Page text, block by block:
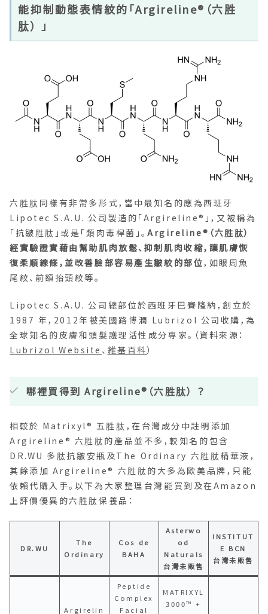
能抑制動態表情紋的「Argireline®（六胜
肽） 」
六胜肽同樣有非常多形式，當中最知名的應為西班牙
Lipotec S.A.U. 公司製造的「Argireline®」，又被稱為
「抗皺胜肽」或是「類肉毒桿菌」。 Argireline®（六胜肽）
經實驗證實藉由幫助肌肉放鬆、抑制肌肉收縮，讓肌膚恢
復柔順線條，並改善臉部容易產生皺紋的部位，如眼周魚
尾紋、前額抬頭紋等。
Lipotec S.A.U. 公司總部位於西班牙巴賽隆納，創立於
1987 年，2012年被美國路博潤 Lubrizol 公司收購，為
全球知名的皮膚和頭髮護理活性成分專家。（資料來源：
Lubrizol Website 、 維基百科）
哪裡買得到Argireline®（六胜肽） ？
相較於 Matrixyl® 五胜肽，在台灣成分中註明添加
Argireline® 六胜肽的產品並不多，較知名的包含
DR.WU 多肽抗皺安瓶及The Ordinary 六胜肽精華液，
其餘添加 Argireline® 六胜肽的大多為歐美品牌，只能
依賴代購入手。以下為大家整理台灣能買到及在Amazon
上評價優異的六胜肽保養品：
DR.WU
The
Ordinary
Cos de
BAHA
Asterwo
od
Naturals
台灣未販售
INSTITUT
E BCN
台灣未販售
Argirelin
Peptide
Complex
Facial
MATRIXYL
3000™ +